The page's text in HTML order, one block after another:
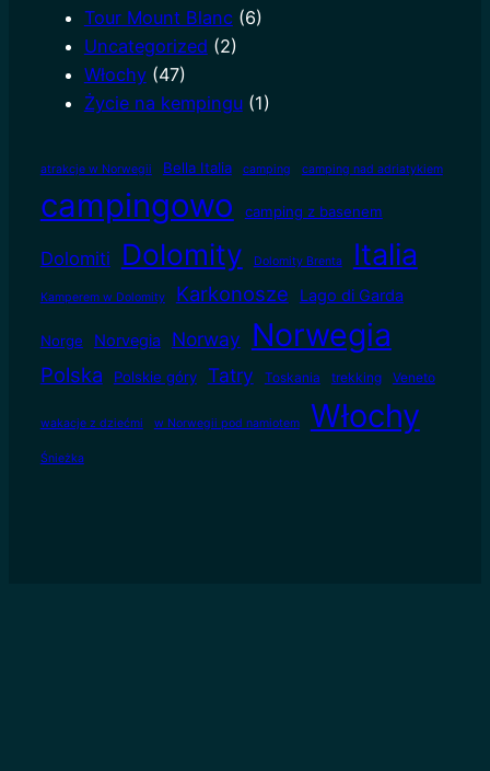
Tour Mount Blanc(6)
Uncategorized (2)
Włochy(47)
Życie na kempingu(1)
atrakcje w Norwegii Bella Italia camping camping nad adriatykiem
campingowo camping z basenem
Dolomiti Dolomity Dolomity Brenta Italia
Kamperem w Dolomity Karkonosze Lago di Garda
Norge Norvegia Norway Norwegia
Polska Polskie góry Tatry Toskania trekking Veneto
wakacje z dziećmi w Norwegii pod namiotem Włochy
Śnieżka